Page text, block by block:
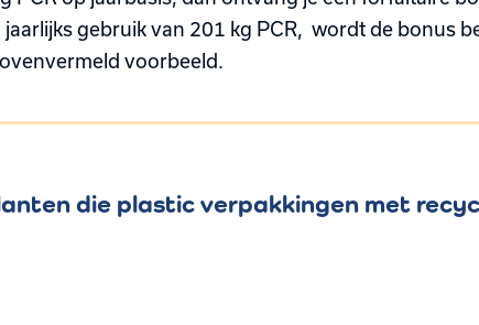
jaarlijks gebruik van 201 kg PCR, wordt de bonus
voorbeeld.
die plastic verpakkingen met